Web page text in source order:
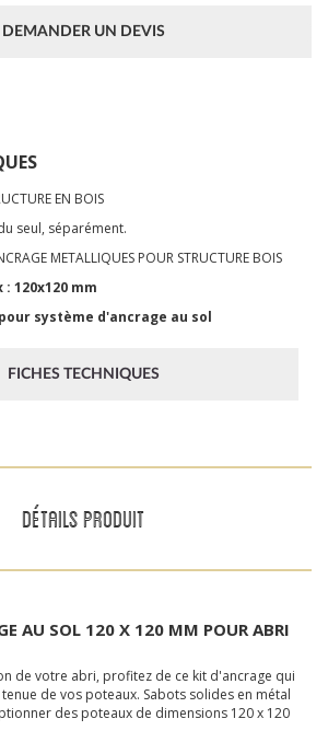
DEMANDER UN DEVIS
EN BOIS
seul, séparément.
METALLIQUES POUR STRUCTURE BOIS
120x120 mm
pour système d'ancrage au sol
FICHES TECHNIQUES
DÉTAILS PRODUIT
AU SOL 120 X 120 MM POUR ABRI
de votre abri, profitez de ce kit d'ancrage qui
de vos poteaux. Sabots solides en métal
des poteaux de dimensions 120 x 120